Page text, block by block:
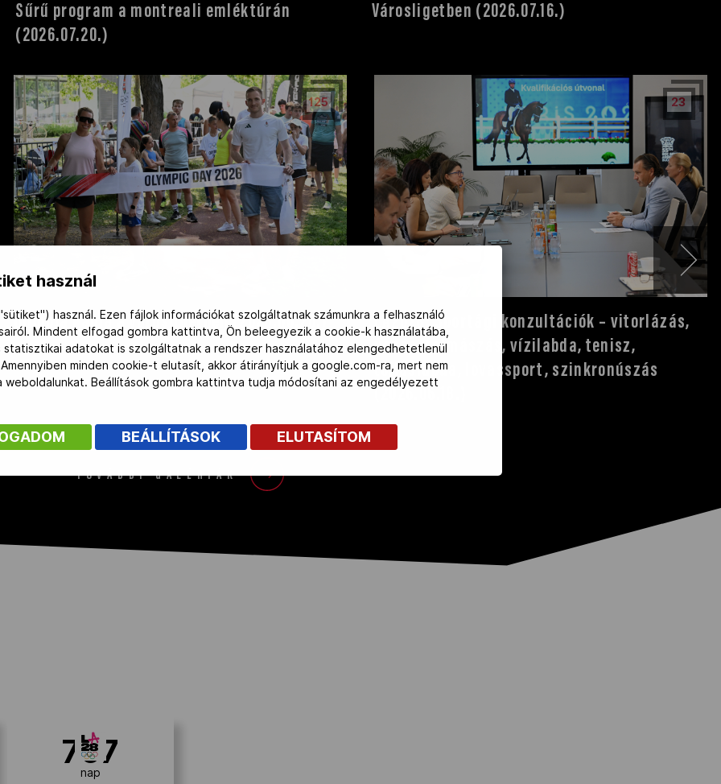
Sűrű program a montreali emléktúrán
(2026.07.20.)
Városligetben (2026.07.16.)
Olimpia Napja a Városligetben (2026.06.20.)
125
LA2028: Sportági konzultációk – vitorlázás,
úszás, falmászás, vízilabda, tenisz,
tollaslabda, lovassport, szinkronúszás
(2026.06.18.)
23
TOVÁBBI GALÉRIÁK
707
nap
használ
használ. Ezen fájlok információkat szolgáltatnak számunkra a felhasználó
Mindent elfogad gombra kattintva, Ön beleegyezik a cookie-k használatába,
statisztikai adatokat is szolgáltatnak a rendszer használatához elengedhetetlenül
minden cookie-t elutasít, akkor átirányítjuk a google.com-ra, mert nem
weboldalunkat. Beállítások gombra kattintva tudja módosítani az engedélyezett
BEÁLLÍTÁSOK ELUTASÍTOM